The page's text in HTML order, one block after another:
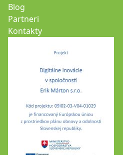
Blog
Partneri
Kontakty